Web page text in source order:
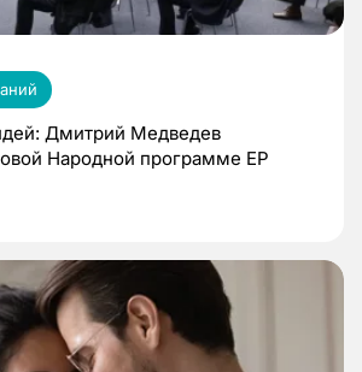
Дмитрий Медведев
Народной программе ЕР